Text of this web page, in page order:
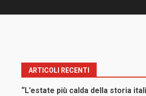
ARTICOLI RECENTI
“L’estate più calda della storia